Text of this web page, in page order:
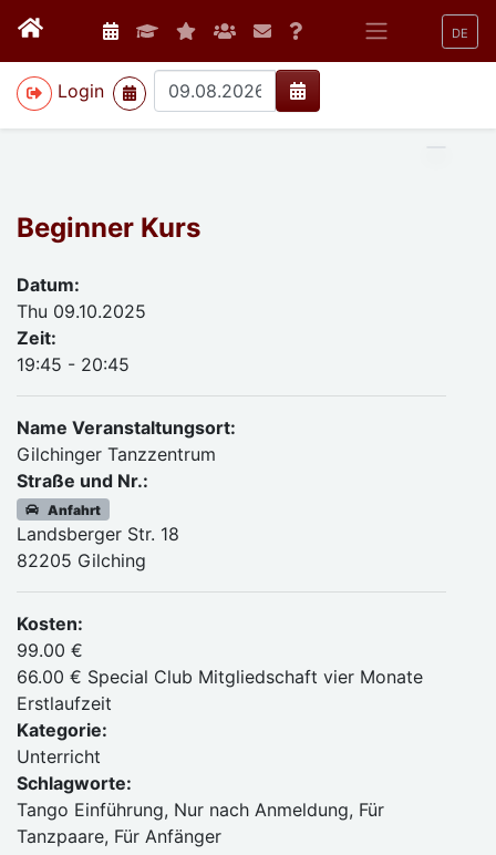
DE
Login
>
Beginner Kurs
Datum:
Thu 09.10.2025
Zeit:
19:45 - 20:45
Name Veranstaltungsort:
Gilchinger Tanzzentrum
Straße und Nr.:
Anfahrt
Landsberger Str. 18
82205 Gilching
Kosten:
99.00 €
66.00 € Special Club Mitgliedschaft vier Monate
Erstlaufzeit
Kategorie:
Unterricht
Schlagworte:
Tango Einführung, Nur nach Anmeldung, Für
Tanzpaare, Für Anfänger